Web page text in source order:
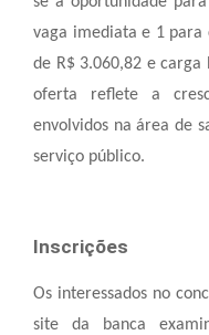
vaga imediata e 1 para
de R$ 3.060,82 e carga
oferta reflete a
envolvidos na área de
serviço público.
Inscrições
Os interessados no
site da banca